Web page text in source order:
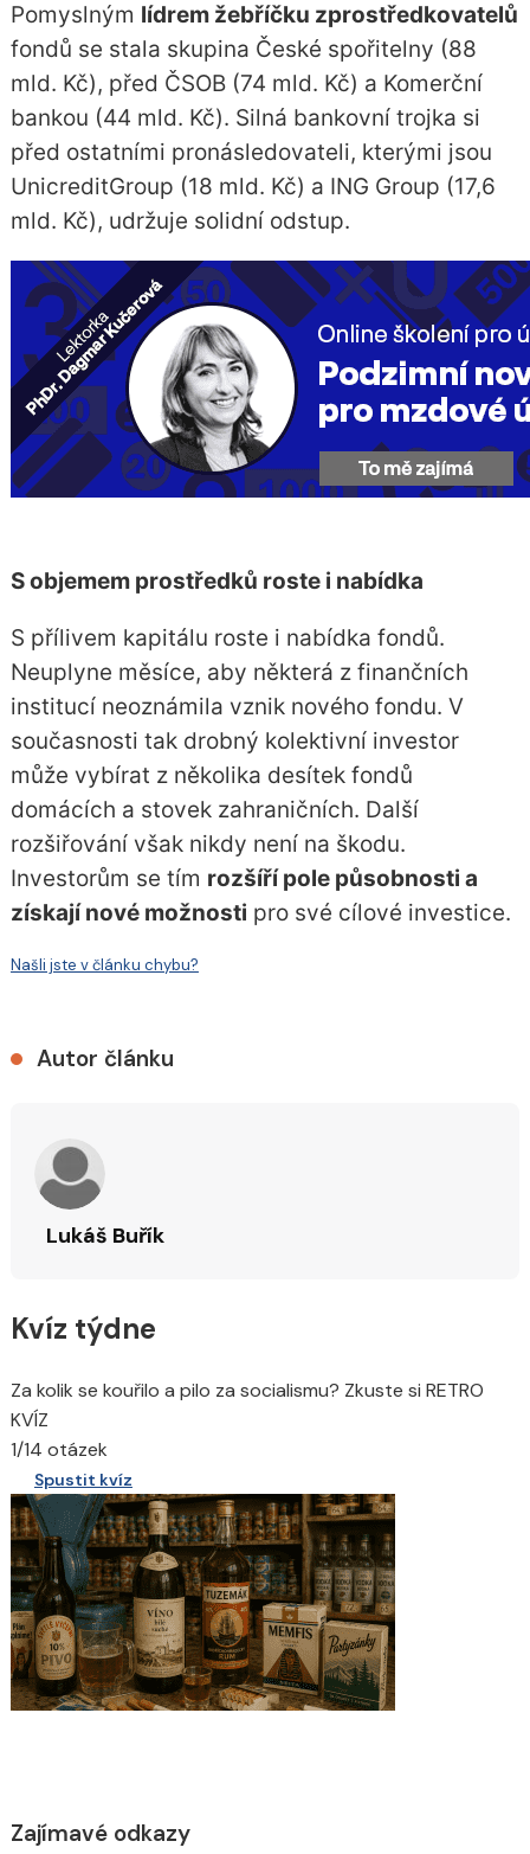
Pomyslným lídrem žebříčku zprostředkovatelů
fondů se stala skupina České spořitelny (88
mld. Kč), před ČSOB (74 mld. Kč) a Komerční
bankou (44 mld. Kč). Silná bankovní trojka si
před ostatními pronásledovateli, kterými jsou
UnicreditGroup (18 mld. Kč) a ING Group (17,6
mld. Kč), udržuje solidní odstup.
S objemem prostředků roste i nabídka
S přílivem kapitálu roste i nabídka fondů.
Neuplyne měsíce, aby některá z finančních
institucí neoznámila vznik nového fondu. V
současnosti tak drobný kolektivní investor
může vybírat z několika desítek fondů
domácích a stovek zahraničních. Další
rozšiřování však nikdy není na škodu.
Investorům se tím rozšíří pole působnosti a
získají nové možnosti pro své cílové investice.
Našli jste v článku chybu?
Autor článku
Lukáš Buřík
Kvíz týdne
Za kolik se kouřilo a pilo za socialismu? Zkuste si RETRO
KVÍZ
1/14 otázek
Spustit kvíz
Zajímavé odkazy